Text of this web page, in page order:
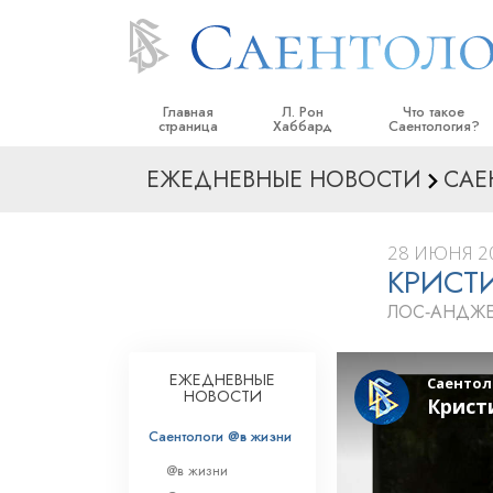
Главная
страница
Л. Рон
Хаббард
Что такое
Саентология?
Верования и
Что саентологи
Саентологии
Внутри церкви
Основные
ЕЖЕДНЕВНЫЕ НОВОСТИ
28 ИЮНЯ
ЕЖЕДНЕВНЫЕ
НОВОСТИ
Саентологи @в жизни
@в жизни